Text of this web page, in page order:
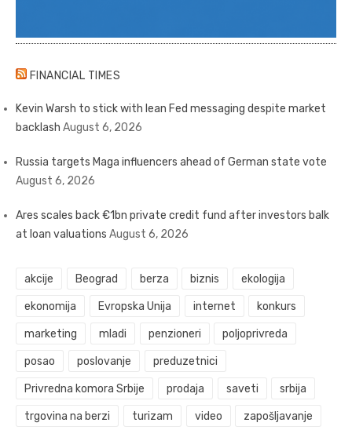
FINANCIAL TIMES
Kevin Warsh to stick with lean Fed messaging despite market
backlash August 6, 2026
Russia targets Maga influencers ahead of German state vote
August 6, 2026
Ares scales back €1bn private credit fund after investors balk
at loan valuations August 6, 2026
akcije Beograd berza biznis ekologija
ekonomija Evropska Unija internet konkurs
marketing mladi penzioneri poljoprivreda
posao poslovanje preduzetnici
Privredna komora Srbije prodaja saveti srbija
trgovina na berzi turizam video zapošljavanje